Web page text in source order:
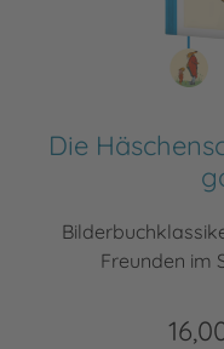
Die
Freunden im